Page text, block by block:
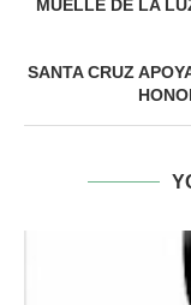
MUELLE DE LA
SANTA CRUZ